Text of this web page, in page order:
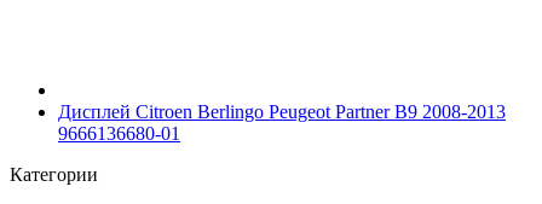
Дисплей Citroen Berlingo Peugeot Partner B9 2008-2013
9666136680-01
Категории